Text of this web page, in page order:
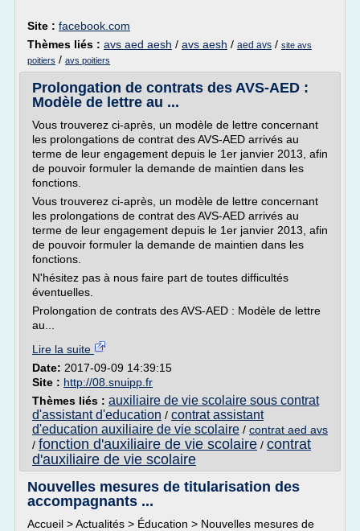
Site : facebook.com
Thèmes liés : avs aed aesh / avs aesh / aed avs / site avs
poitiers / avs poitiers
Prolongation de contrats des AVS-AED :
Modèle de lettre au ...
Vous trouverez ci-après, un modèle de lettre concernant
les prolongations de contrat des AVS-AED arrivés au
terme de leur engagement depuis le 1er janvier 2013, afin
de pouvoir formuler la demande de maintien dans les
fonctions.
Vous trouverez ci-après, un modèle de lettre concernant
les prolongations de contrat des AVS-AED arrivés au
terme de leur engagement depuis le 1er janvier 2013, afin
de pouvoir formuler la demande de maintien dans les
fonctions.
N'hésitez pas à nous faire part de toutes difficultés
éventuelles.
Prolongation de contrats des AVS-AED : Modèle de lettre
au...
Lire la suite
Date: 2017-09-09 14:39:15
Site : http://08.snuipp.fr
Thèmes liés : auxiliaire de vie scolaire sous contrat
d'assistant d'education / contrat assistant
d'education auxiliaire de vie scolaire / contrat aed avs
/ fonction d'auxiliaire de vie scolaire / contrat
d'auxiliaire de vie scolaire
Nouvelles mesures de titularisation des
accompagnants ...
Accueil > Actualités > Éducation > Nouvelles mesures de